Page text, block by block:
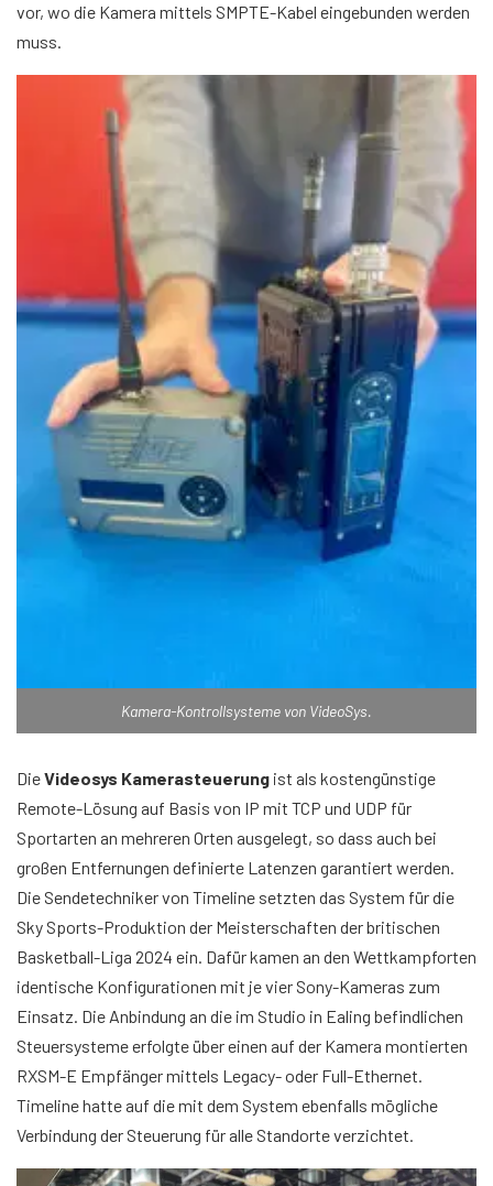
vor, wo die Kamera mittels SMPTE-Kabel eingebunden werden
muss.
Kamera-Kontrollsysteme von VideoSys.
DieVideosys Kamerasteuerung ist als kostengünstige
Remote-Lösung auf Basis von IP mit TCP und UDP für
Sportarten an mehreren Orten ausgelegt, so dass auch bei
großen Entfernungen definierte Latenzen garantiert werden.
Die Sendetechniker von Timeline setzten das System für die
Sky Sports-Produktion der Meisterschaften der britischen
Basketball-Liga 2024 ein. Dafür kamen an den Wettkampforten
identische Konfigurationen mit je vier Sony-Kameras zum
Einsatz. Die Anbindung an die im Studio in Ealing befindlichen
Steuersysteme erfolgte über einen auf der Kamera montierten
RXSM-E Empfänger mittels Legacy- oder Full-Ethernet.
Timeline hatte auf die mit dem System ebenfalls mögliche
Verbindung der Steuerung für alle Standorte verzichtet.